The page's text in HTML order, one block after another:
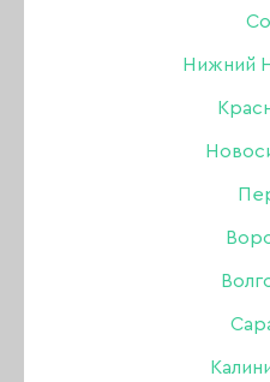
Нижний
Товары